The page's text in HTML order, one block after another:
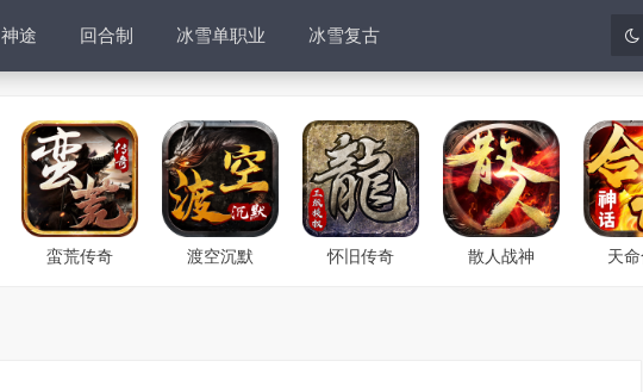
神途 回合制 冰雪单职业 冰雪复古
蛮荒传奇 渡空沉默 怀旧传奇 散人战神 天